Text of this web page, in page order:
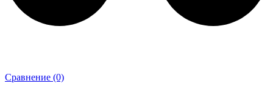
Сравнение (0)